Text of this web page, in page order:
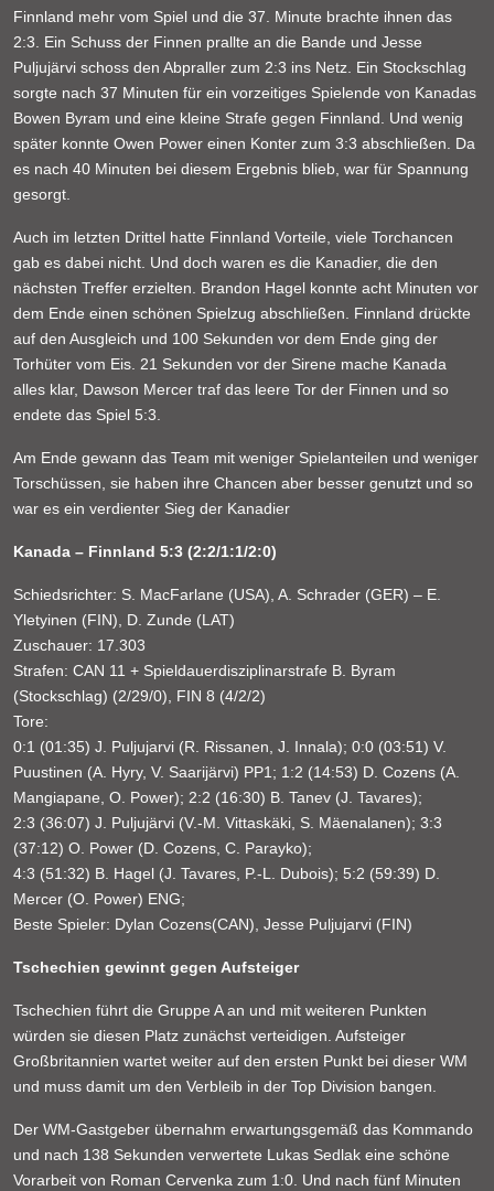
Finnland mehr vom Spiel und die 37. Minute brachte ihnen das
2:3. Ein Schuss der Finnen prallte an die Bande und Jesse
Puljujärvi schoss den Abpraller zum 2:3 ins Netz. Ein Stockschlag
sorgte nach 37 Minuten für ein vorzeitiges Spielende von Kanadas
Bowen Byram und eine kleine Strafe gegen Finnland. Und wenig
später konnte Owen Power einen Konter zum 3:3 abschließen. Da
es nach 40 Minuten bei diesem Ergebnis blieb, war für Spannung
gesorgt.
Auch im letzten Drittel hatte Finnland Vorteile, viele Torchancen
gab es dabei nicht. Und doch waren es die Kanadier, die den
nächsten Treffer erzielten. Brandon Hagel konnte acht Minuten vor
dem Ende einen schönen Spielzug abschließen. Finnland drückte
auf den Ausgleich und 100 Sekunden vor dem Ende ging der
Torhüter vom Eis. 21 Sekunden vor der Sirene mache Kanada
alles klar, Dawson Mercer traf das leere Tor der Finnen und so
endete das Spiel 5:3.
Am Ende gewann das Team mit weniger Spielanteilen und weniger
Torschüssen, sie haben ihre Chancen aber besser genutzt und so
war es ein verdienter Sieg der Kanadier
Kanada – Finnland 5:3 (2:2/1:1/2:0)
Schiedsrichter: S. MacFarlane (USA), A. Schrader (GER) – E.
Yletyinen (FIN), D. Zunde (LAT)
Zuschauer: 17.303
Strafen: CAN 11 + Spieldauerdisziplinarstrafe B. Byram
(Stockschlag) (2/29/0), FIN 8 (4/2/2)
Tore:
0:1 (01:35) J. Puljujarvi (R. Rissanen, J. Innala); 0:0 (03:51) V.
Puustinen (A. Hyry, V. Saarijärvi) PP1; 1:2 (14:53) D. Cozens (A.
Mangiapane, O. Power); 2:2 (16:30) B. Tanev (J. Tavares);
2:3 (36:07) J. Puljujärvi (V.-M. Vittaskäki, S. Mäenalanen); 3:3
(37:12) O. Power (D. Cozens, C. Parayko);
4:3 (51:32) B. Hagel (J. Tavares, P.-L. Dubois); 5:2 (59:39) D.
Mercer (O. Power) ENG;
Beste Spieler: Dylan Cozens(CAN), Jesse Puljujarvi (FIN)
Tschechien gewinnt gegen Aufsteiger
Tschechien führt die Gruppe A an und mit weiteren Punkten
würden sie diesen Platz zunächst verteidigen. Aufsteiger
Großbritannien wartet weiter auf den ersten Punkt bei dieser WM
und muss damit um den Verbleib in der Top Division bangen.
Der WM-Gastgeber übernahm erwartungsgemäß das Kommando
und nach 138 Sekunden verwertete Lukas Sedlak eine schöne
Vorarbeit von Roman Cervenka zum 1:0. Und nach fünf Minuten